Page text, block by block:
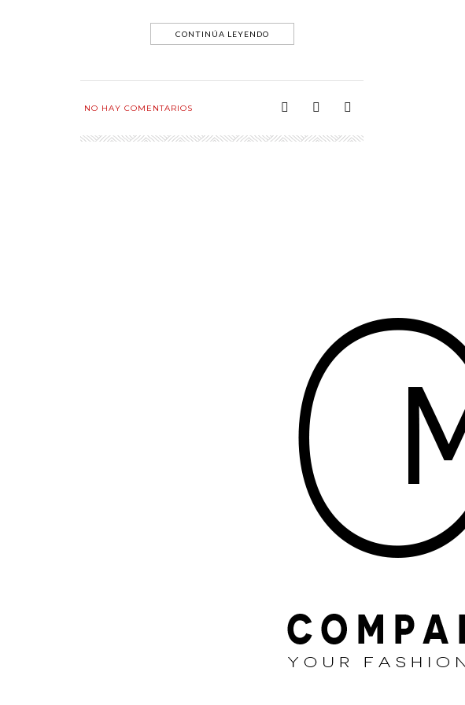
CONTINÚA LEYENDO
NO HAY COMENTARIOS